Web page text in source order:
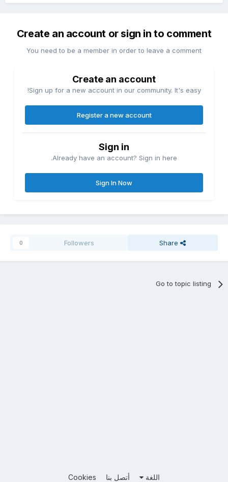
Create an account or sign in to comment
You need to be a member in order to leave a comment
Create an account
Sign up for a new account in our community. It's easy!
Register a new account
Sign in
Already have an account? Sign in here.
Sign In Now
Share
Followers
0
Go to topic listing
اللغة أتصل بنا Cookies